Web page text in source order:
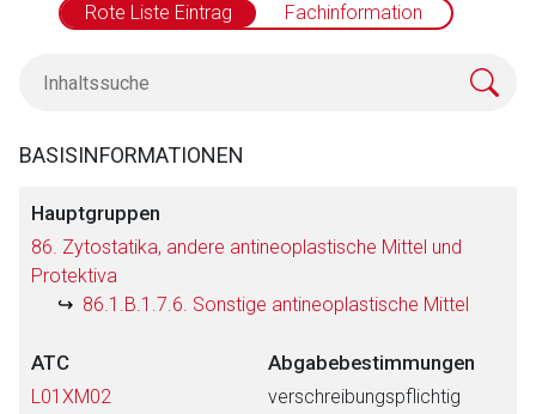
Rote Liste Eintrag Fachinformation
BASISINFORMATIONEN
Hauptgruppen
86. Zytostatika, andere antineoplastische Mittel und
Protektiva
86.1.B.1.7.6. Sonstige antineoplastische Mittel
ATC
L01XM02
Abgabebestimmungen
verschreibungspflichtig